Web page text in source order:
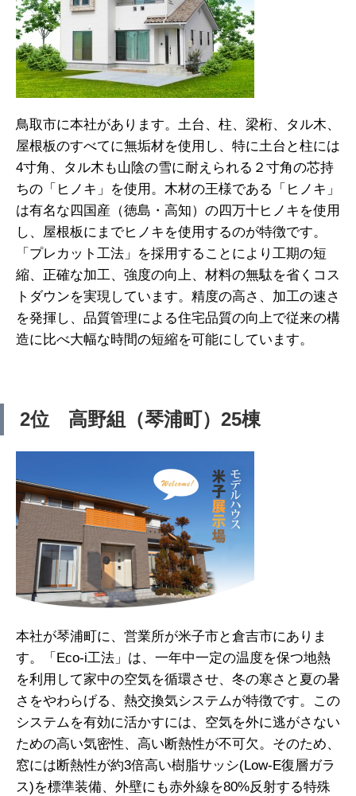
鳥取市に本社があります。土台、柱、梁桁、タル木、
屋根板のすべてに無垢材を使用し、特に土台と柱には
4寸角、タル木も山陰の雪に耐えられる２寸角の芯持
ちの「ヒノキ」を使用。木材の王様である「ヒノキ」
は有名な四国産（徳島・高知）の四万十ヒノキを使用
し、屋根板にまでヒノキを使用するのが特徴です。
「プレカット工法」を採用することにより工期の短
縮、正確な加工、強度の向上、材料の無駄を省くコス
トダウンを実現しています。精度の高さ、加工の速さ
を発揮し、品質管理による住宅品質の向上で従来の構
造に比べ大幅な時間の短縮を可能にしています。
2位 高野組（琴浦町）25棟
本社が琴浦町に、営業所が米子市と倉吉市にありま
す。「Eco-i工法」は、一年中一定の温度を保つ地熱
を利用して家中の空気を循環させ、冬の寒さと夏の暑
さをやわらげる、熱交換気システムが特徴です。この
システムを有効に活かすには、空気を外に逃がさない
ための高い気密性、高い断熱性が不可欠。そのため、
窓には断熱性が約3倍高い樹脂サッシ(Low-E復層ガラ
ス)を標準装備、外壁にも赤外線を80%反射する特殊